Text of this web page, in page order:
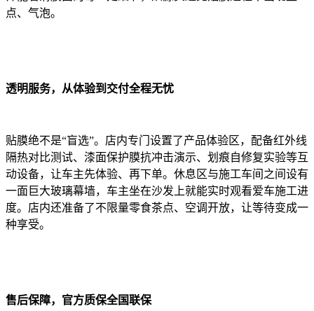
点、气泡。
透明服务，从体验到交付全程无忧
贴膜绝不是“盲选”。店内专门设置了产品体验区，配备红外线
隔热对比测试、漆面保护膜抗冲击演示、划痕自修复实验等互
动设备，让车主先体验、再下单。休息区与施工车间之间设有
一面巨大玻璃幕墙，车主坐在沙发上就能实时观看爱车施工进
度。店内还准备了不限量零食茶点、空调开放，让等待变成一
种享受。
售后保障，官方质保全国联保